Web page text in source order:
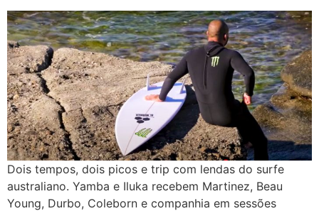
Dois tempos, dois picos e trip com lendas do surfe
australiano. Yamba e Iluka recebem Martinez, Beau
Young, Durbo, Coleborn e companhia em sessões